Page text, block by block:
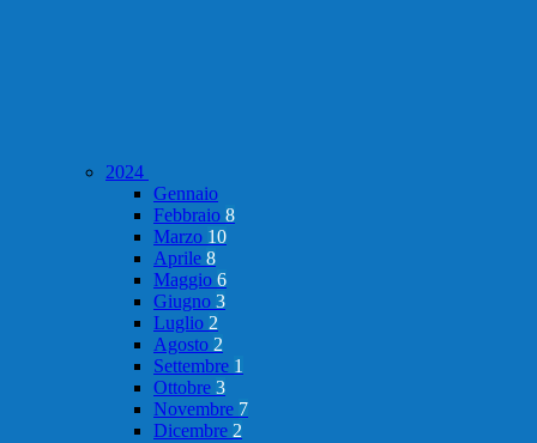
2024
Gennaio
Febbraio 8
Marzo 10
Aprile 8
Maggio 6
Giugno 3
Luglio 2
Agosto 2
Settembre 1
Ottobre 3
Novembre 7
Dicembre 2